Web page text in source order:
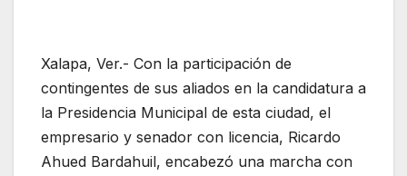
Xalapa, Ver.- Con la participación de
contingentes de sus aliados en la candidatura a
la Presidencia Municipal de esta ciudad, el
empresario y senador con licencia, Ricardo
Ahued Bardahuil, encabezó una marcha con